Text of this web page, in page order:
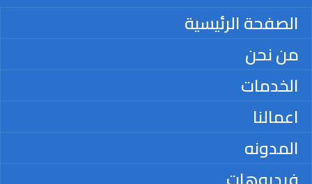
الصفحة الرئيسية
من نحن
الخدمات
اعمالنا
المدونه